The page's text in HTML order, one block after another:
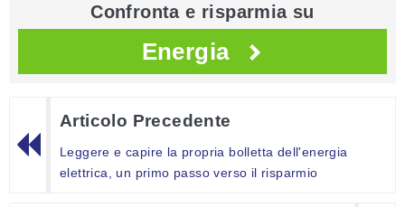
Confronta e risparmia su
Energia
Articolo Precedente
Leggere e capire la propria bolletta dell'energia
elettrica, un primo passo verso il risparmio